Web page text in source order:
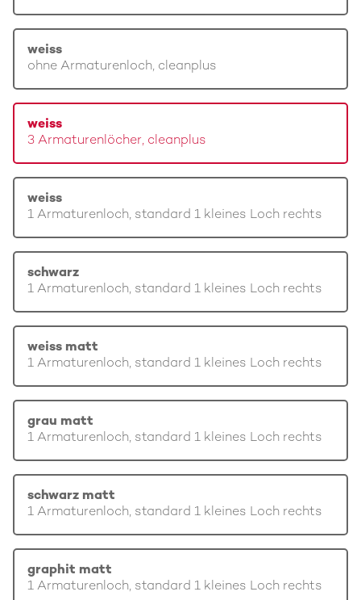
weiss
ohne Armaturenloch, cleanplus
weiss
3 Armaturenlöcher, cleanplus
weiss
1 Armaturenloch, standard 1 kleines Loch rechts
schwarz
1 Armaturenloch, standard 1 kleines Loch rechts
weiss matt
1 Armaturenloch, standard 1 kleines Loch rechts
grau matt
1 Armaturenloch, standard 1 kleines Loch rechts
schwarz matt
1 Armaturenloch, standard 1 kleines Loch rechts
graphit matt
1 Armaturenloch, standard 1 kleines Loch rechts